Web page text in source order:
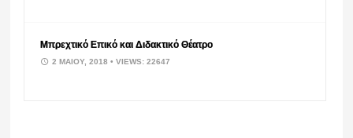
Μπρεχτικό Επικό και Διδακτικό Θέατρο
2 ΜΑΪ́ΟΥ, 2018• VIEWS: 22647